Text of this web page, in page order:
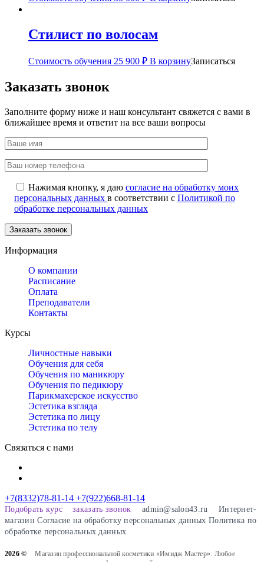
Стилист по волосам
Стоимость обучения 25 900 ₽ В корзинуЗаписаться
Заказать звонок
Заполните форму ниже и наш консультант свяжется с вами в
ближайшее время и ответит на все ваши вопросы
Нажимая кнопку, я даю согласие на обработку моих
персональных данных в соответствии с Политикой по
обработке персональных данных
Информация
О компании
Расписание
Оплата
Преподаватели
Контакты
Курсы
Личностные навыки
Обучения для себя
Обучения по маникюру
Обучения по педикюру
Парикмахерское искусство
Эстетика взгляда
Эстетика по лицу
Эстетика по телу
Связаться с нами
+7(8332)78-81-14 +7(922)668-81-14
Подобрать курс заказать звонок admin@salon43.ru
Интернет-
магазинCогласие на обработку персональных данныхПолитика по
обработке персональных данных
2026 ©
Магазин профессиональной косметики «Имидж Мастер». Любое